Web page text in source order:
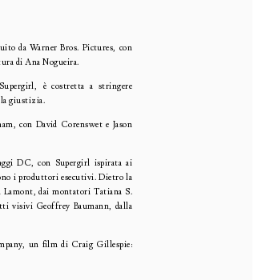
da Warner Bros. Pictures, con
di Ana Nogueira.
è costretta a stringere
giustizia.
con David Corenswet e Jason
DC, con Supergirl ispirata ai
i produttori esecutivi. Dietro la
Lamont, dai montatori Tatiana S.
visivi Geoffrey Baumann, dalla
un film di Craig Gillespie: